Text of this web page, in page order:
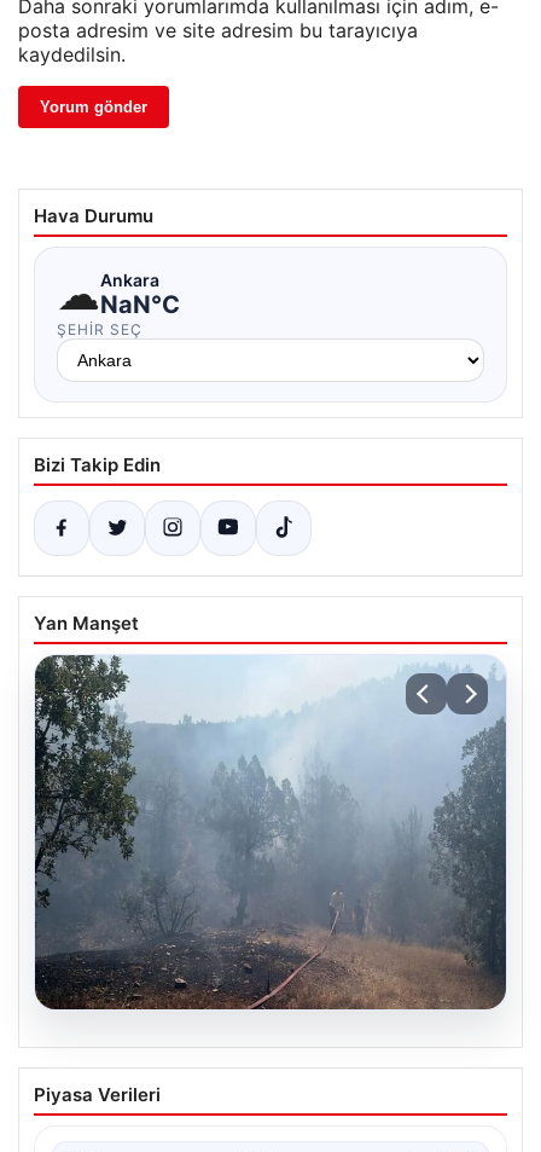
Daha sonraki yorumlarımda kullanılması için adım, e-
posta adresim ve site adresim bu tarayıcıya
kaydedilsin.
Hava Durumu
☁Ankara
NaN°C
ŞEHIR SEÇ
Bizi Takip Edin
Yan Manşet
Bursa’daki orman yangını kontrol altında
Piyasa Verileri